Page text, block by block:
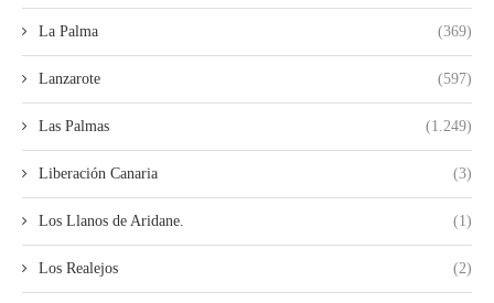
La Palma (369)
Lanzarote (597)
Las Palmas (1.249)
Liberación Canaria (3)
Los Llanos de Aridane. (1)
Los Realejos (2)